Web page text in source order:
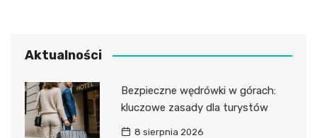
Aktualności
Bezpieczne wędrówki w górach:
kluczowe zasady dla turystów
8 sierpnia 2026